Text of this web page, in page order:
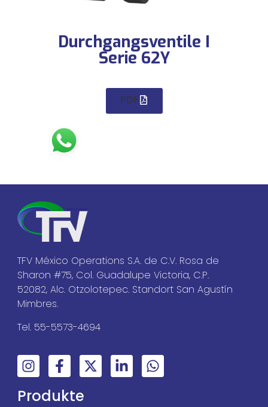
Durchgangsventile I
Serie 62Y
PDF
TFV México Operations S.A. de C.V. Rosa de
Sharon #75, Col. Guadalupe Victoria, C.P.
52082, Alc. Otzolotepec. Standort San Agustín
Mimbres.
Tel. 55-5573-4694
Produkte